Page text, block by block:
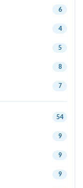
6
4
5
8
7
54
9
9
9